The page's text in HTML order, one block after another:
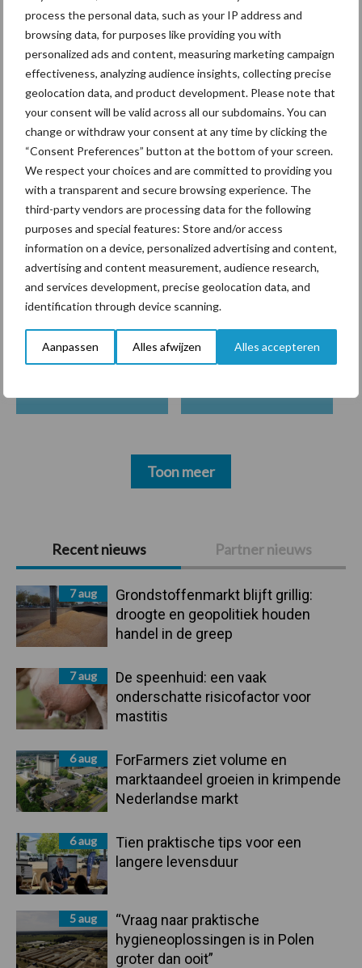
process the personal data, such as your IP address and
browsing data, for purposes like providing you with
personalized ads and content, measuring marketing campaign
effectiveness, analyzing audience insights, collecting precise
geolocation data, and product development. Please note that
your consent will be valid across all our subdomains. You can
change or withdraw your consent at any time by clicking the
“Consent Preferences” button at the bottom of your screen.
We respect your choices and are committed to providing you
with a transparent and secure browsing experience. The
third-party vendors are processing data for the following
purposes and special features: Store and/or access
information on a device, personalized advertising and content,
advertising and content measurement, audience research,
and services development, precise geolocation data, and
identification through device scanning.
Aanpassen Alles afwijzen Alles accepteren
Primaire
Sidebar
Recent nieuws Partner nieuws
7 aug
Grondstoffenmarkt blijft grillig:
droogte en geopolitiek houden
handel in de greep
7 aug
De speenhuid: een vaak
onderschatte risicofactor voor
mastitis
6 aug
ForFarmers ziet volume en
marktaandeel groeien in krimpende
Nederlandse markt
6 aug
Tien praktische tips voor een
langere levensduur
5 aug
“Vraag naar praktische
hygieneoplossingen is in Polen
groter dan ooit”
onderschatte risicofactor
voor mastitis
ForFarmers ziet volume en
marktaandeel groeien in
krimpende Nederlandse
markt
Themapagina's
Diergezondheid Bemesting Fokkerij
Bedrijfsnieuws
Ligbox &
Toon meer